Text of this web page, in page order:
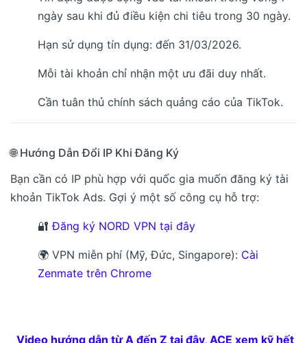
ngày sau khi đủ điều kiện chi tiêu trong 30 ngày.
Hạn sử dụng tín dụng: đến 31/03/2026.
Mỗi tài khoản chỉ nhận một ưu đãi duy nhất.
Cần tuân thủ chính sách quảng cáo của TikTok.
🌐 Hướng Dẫn Đổi IP Khi Đăng Ký
Bạn cần có IP phù hợp với quốc gia muốn đăng ký tài
khoản TikTok Ads. Gợi ý một số công cụ hỗ trợ:
🔐Đăng ký NORD VPN tại đây
🌍 VPN miễn phí (Mỹ, Đức, Singapore): Cài
Zenmate trên Chrome
Video hướng dẫn từ A đến Z tại đây, ACE xem kỹ hết